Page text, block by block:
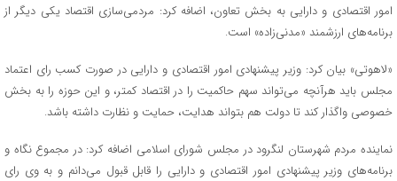
امور اقتصادی و دارایی به بخش تعاون، اضافه کرد: مردمی‌سازی اقتصاد یکی دیگر از
برنامه‌های ارزشمند «مدنی‌زاده» است.
«لاهوتی» بیان کرد: وزیر پیشنهادی امور اقتصادی و دارایی در صورت کسب رای اعتماد
مجلس باید هرآنچه می‌تواند سهم حاکمیت را در اقتصاد کمتر، و این حوزه را به بخش
خصوصی واگذار کند تا دولت هم بتواند هدایت، حمایت و نظارت داشته باشد.
نماینده مردم شهرستان لنگرود در مجلس شورای اسلامی اضافه کرد: در مجموع نگاه و
برنامه‌های وزیر پیشنهادی امور اقتصادی و دارایی را قابل قبول می‌دانم و به وی رای